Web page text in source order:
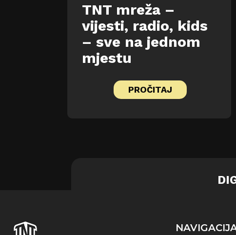
TNT mreža –
vijesti, radio, kids
– sve na jednom
mjestu
PROČITAJ